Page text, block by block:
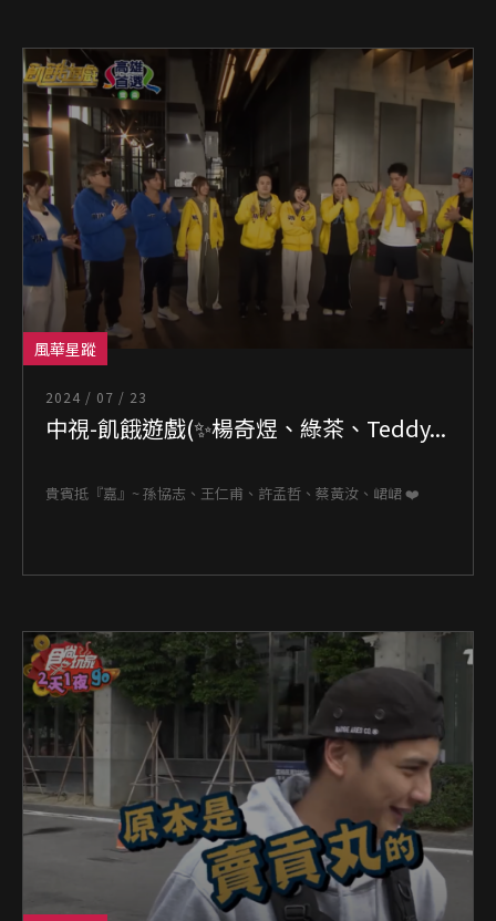
風華星蹤
2024 / 07 / 23
中視-飢餓遊戲(✨楊奇煜、綠茶、Teddy...
貴賓抵『嘉』~ 孫協志、王仁甫、許孟哲、蔡黃汝、峮峮 ❤️